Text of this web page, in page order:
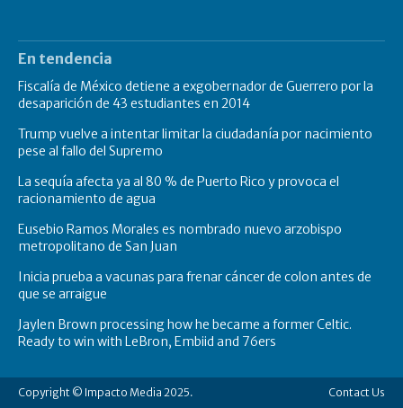
En tendencia
Fiscalía de México detiene a exgobernador de Guerrero por la
desaparición de 43 estudiantes en 2014
Trump vuelve a intentar limitar la ciudadanía por nacimiento
pese al fallo del Supremo
La sequía afecta ya al 80 % de Puerto Rico y provoca el
racionamiento de agua
Eusebio Ramos Morales es nombrado nuevo arzobispo
metropolitano de San Juan
Inicia prueba a vacunas para frenar cáncer de colon antes de
que se arraigue
Jaylen Brown processing how he became a former Celtic.
Ready to win with LeBron, Embiid and 76ers
Copyright © Impacto Media 2025. Contact Us